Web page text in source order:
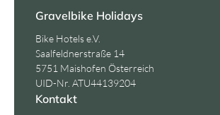
Gravelbike Holidays
Bike Hotels e.V.
Saalfeldnerstraße 14
5751 Maishofen Österreich
UID-Nr. ATU44139204
Kontakt